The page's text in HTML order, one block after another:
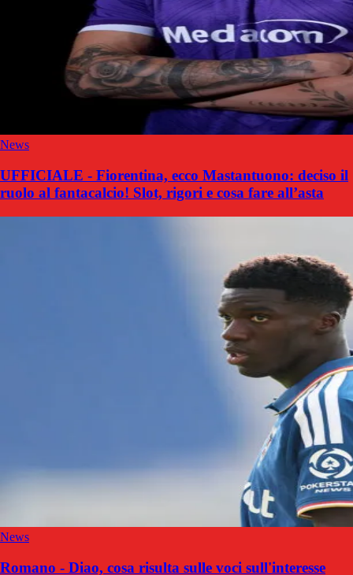
News
UFFICIALE - Fiorentina, ecco Mastantuono: deciso il
ruolo al fantacalcio! Slot, rigori e cosa fare all’asta
News
Romano - Diao, cosa risulta sulle voci sull'interesse